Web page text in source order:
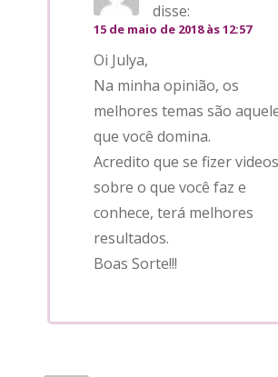
disse:
15 de maio de 2018 às 12:57
Oi Julya,
Na minha opinião, os
melhores temas são
que você domina.
Acredito que se fizer videos
sobre o que você faz e
conhece, terá melhores
resultados.
Boas Sorte!!!